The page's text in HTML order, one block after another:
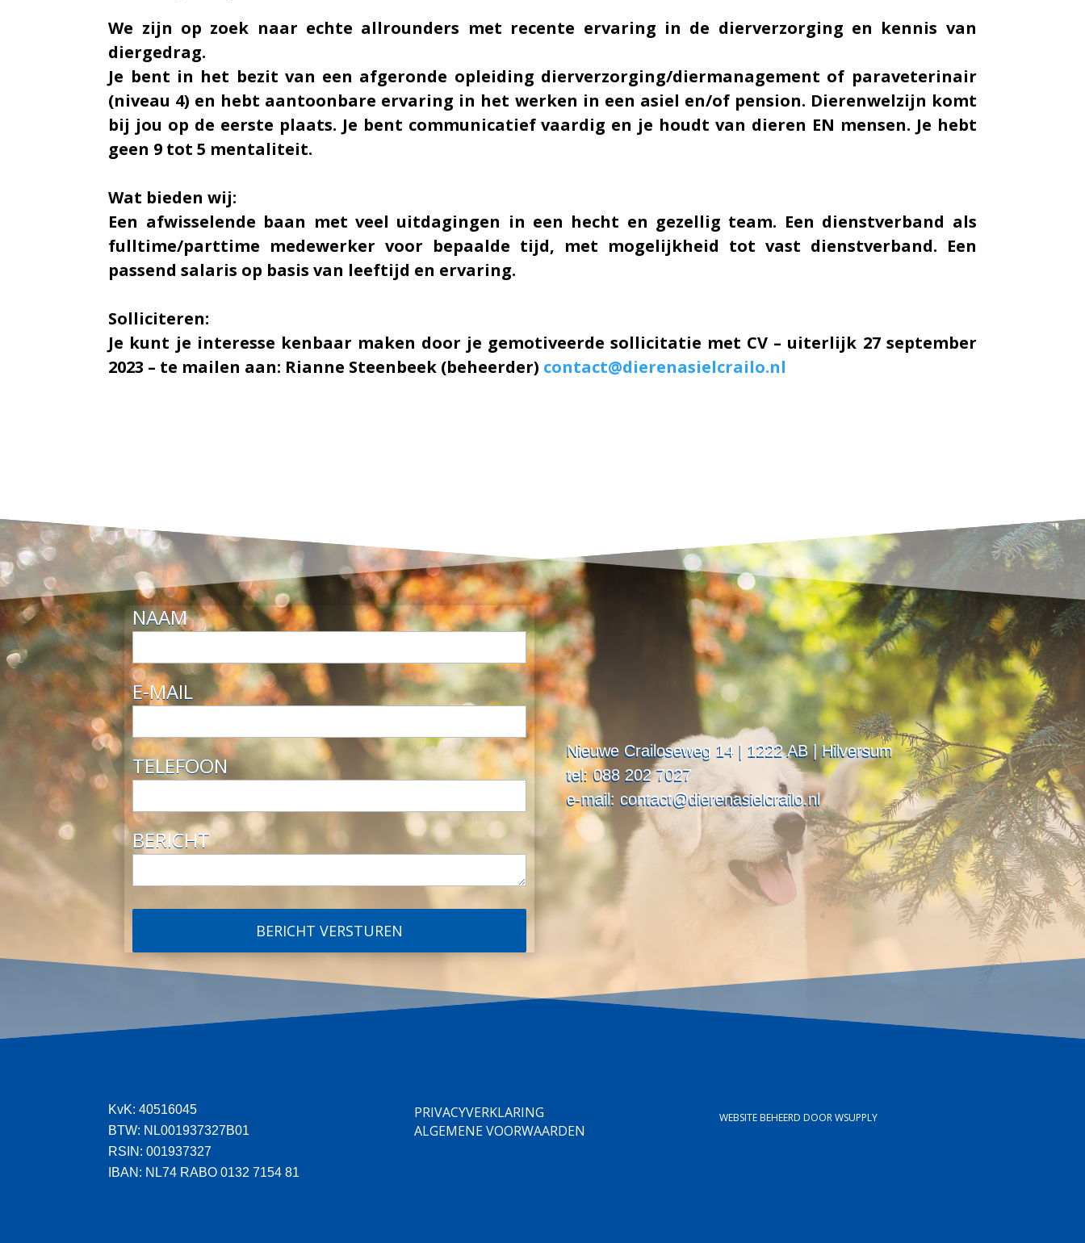
We zijn op zoek naar echte allrounders met recente ervaring in de dierverzorging en kennis van
diergedrag.
Je bent in het bezit van een afgeronde opleiding dierverzorging/diermanagement of paraveterinair
(niveau 4) en hebt aantoonbare ervaring in het werken in een asiel en/of pension. Dierenwelzijn komt
bij jou op de eerste plaats. Je bent communicatief vaardig en je houdt van dieren EN mensen. Je hebt
geen 9 tot 5 mentaliteit.
Wat bieden wij:
Een afwisselende baan met veel uitdagingen in een hecht en gezellig team. Een dienstverband als
fulltime/parttime medewerker voor bepaalde tijd, met mogelijkheid tot vast dienstverband. Een
passend salaris op basis van leeftijd en ervaring.
Solliciteren:
Je kunt je interesse kenbaar maken door je gemotiveerde sollicitatie met CV – uiterlijk 27 september
2023 – te mailen aan: Rianne Steenbeek (beheerder) contact@dierenasielcrailo.nl
NAAM
E-MAIL
TELEFOON
BERICHT
Nieuwe Crailoseweg 14 | 1222 AB | Hilversum
tel: 088 202 7027
e-mail: contact@dierenasielcrailo.nl
KvK: 40516045
BTW: NL001937327B01
RSIN: 001937327
IBAN: NL74 RABO 0132 7154 81
PRIVACYVERKLARING
ALGEMENE VOORWAARDEN
WEBSITE BEHEERD DOOR WSUPPLY